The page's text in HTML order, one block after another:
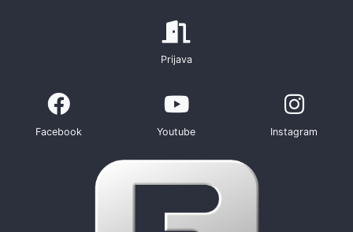
Prijava
Facebook Youtube Instagram